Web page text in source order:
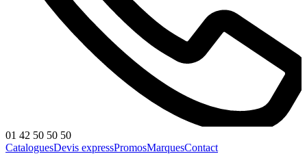
01 42 50 50 50
CataloguesDevis expressPromosMarquesContact